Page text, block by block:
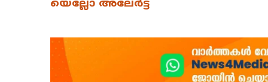
യെല്ലോ അലേർട്ട്